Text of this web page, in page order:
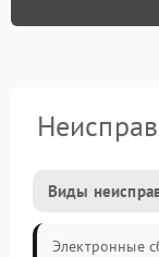
Виды
Электронные